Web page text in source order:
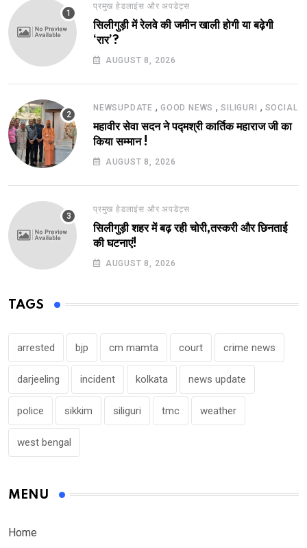
प्रमुख हेडलाइंस और अपडेट्स
सिलीगुड़ी में रेलवे की जमीन खाली होगी या बढ़ेगी
‘रार’?
AUGUST 8, 2026
NEWSUPDATE , GOOD NEWS ,SILIGURI , SOCIAL
महावीर सेवा सदन ने पद्मश्री कार्तिक महाराज जी का
किया सम्मान !
AUGUST 8, 2026
प्रमुख हेडलाइंस और अपडेट्स
सिलीगुड़ी शहर में बढ़ रही चोरी,तस्करी और छिनताई
की घटनाएं!
AUGUST 8, 2026
TAGS
arrested bjp cm mamta court crime news
darjeeling incident kolkata news update
police sikkim siliguri tmc weather
west bengal
MENU
Home